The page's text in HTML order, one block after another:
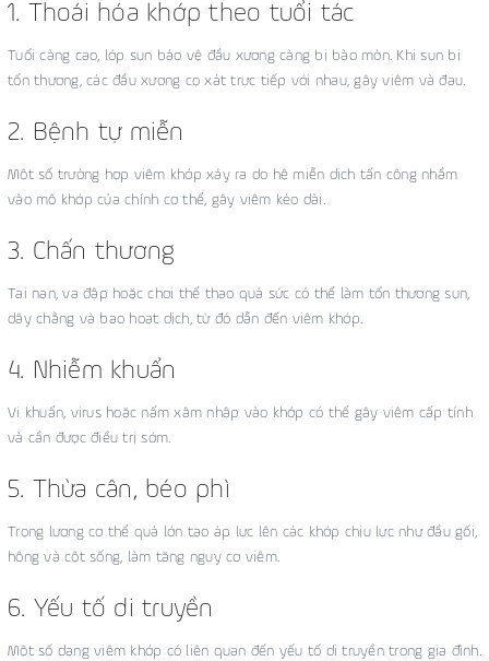
1. Thoái hóa khớp theo tuổi tác
Tuổi càng cao, lớp sụn bảo vệ đầu xương càng bị bào mòn. Khi sụn bị
tổn thương, các đầu xương cọ xát trực tiếp với nhau, gây viêm và đau.
2. Bệnh tự miễn
Một số trường hợp viêm khớp xảy ra do hệ miễn dịch tấn công nhầm
vào mô khớp của chính cơ thể, gây viêm kéo dài.
3. Chấn thương
Tai nạn, va đập hoặc chơi thể thao quá sức có thể làm tổn thương sụn,
dây chằng và bao hoạt dịch, từ đó dẫn đến viêm khớp.
4. Nhiễm khuẩn
Vi khuẩn, virus hoặc nấm xâm nhập vào khớp có thể gây viêm cấp tính
và cần được điều trị sớm.
5. Thừa cân, béo phì
Trọng lượng cơ thể quá lớn tạo áp lực lên các khớp chịu lực như đầu gối,
hông và cột sống, làm tăng nguy cơ viêm.
6. Yếu tố di truyền
Một số dạng viêm khớp có liên quan đến yếu tố di truyền trong gia đình.